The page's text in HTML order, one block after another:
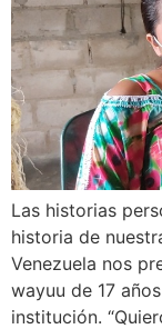
Las historias
historia de
Venezuela nos
wayuu de 17
institución.